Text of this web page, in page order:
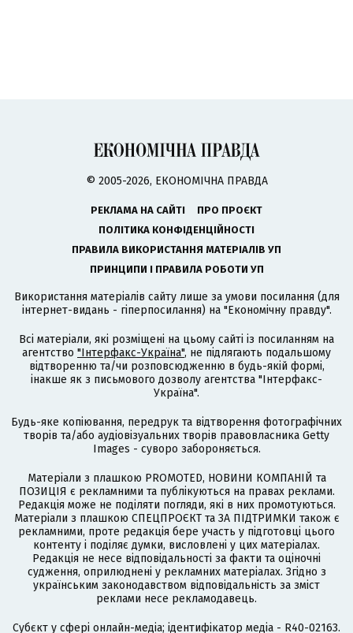
© 2005-2026, ЕКОНОМІЧНА ПРАВДА
РЕКЛАМА НА САЙТІ
ПРО ПРОЄКТ
ПОЛІТИКА КОНФІДЕНЦІЙНОСТІ
ПРАВИЛА ВИКОРИСТАННЯ МАТЕРІАЛІВ УП
ПРИНЦИПИ І ПРАВИЛА РОБОТИ УП
Використання матеріалів сайту лише за умови посилання (для
інтернет-видань - гіперпосилання) на "Економічну правду".
Всі матеріали, які розміщені на цьому сайті із посиланням на
агентство "Інтерфакс-Україна", не підлягають подальшому
відтворенню та/чи розповсюдженню в будь-якій формі,
інакше як з письмового дозволу агентства "Інтерфакс-
Україна".
Будь-яке копіювання, передрук та відтворення фотографічних
творів та/або аудіовізуальних творів правовласника Getty
Images - суворо забороняється.
Матеріали з плашкою PROMOTED, НОВИНИ КОМПАНІЙ та
ПОЗИЦІЯ є рекламними та публікуються на правах реклами.
Редакція може не поділяти погляди, які в них промотуються.
Матеріали з плашкою СПЕЦПРОЄКТ та ЗА ПІДТРИМКИ також є
рекламними, проте редакція бере участь у підготовці цього
контенту і поділяє думки, висловлені у цих матеріалах.
Редакція не несе відповідальності за факти та оціночні
судження, оприлюднені у рекламних матеріалах. Згідно з
українським законодавством відповідальність за зміст
реклами несе рекламодавець.
Cубєкт у сфері онлайн-медіа; ідентифікатор медіа - R40-02163.